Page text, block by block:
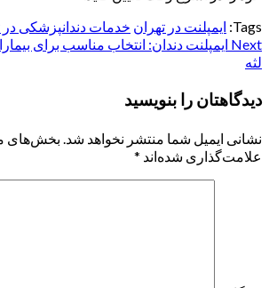
Tags: ایمپلنت در تهران خدمات دندانپزشکی در
Continue
Next ایمپلنت دندان: انتخاب مناسب برای
لثه
دیدگاهتان را بنویسید
نشانی ایمیل شما منتشر نخواهد شد. بخش‌های
علامت‌گذاری شده‌اند *